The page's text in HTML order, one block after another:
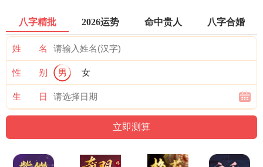
八字精批 2026运势 命中贵人 八字合婚
姓 名
性 别 男 女
生 日